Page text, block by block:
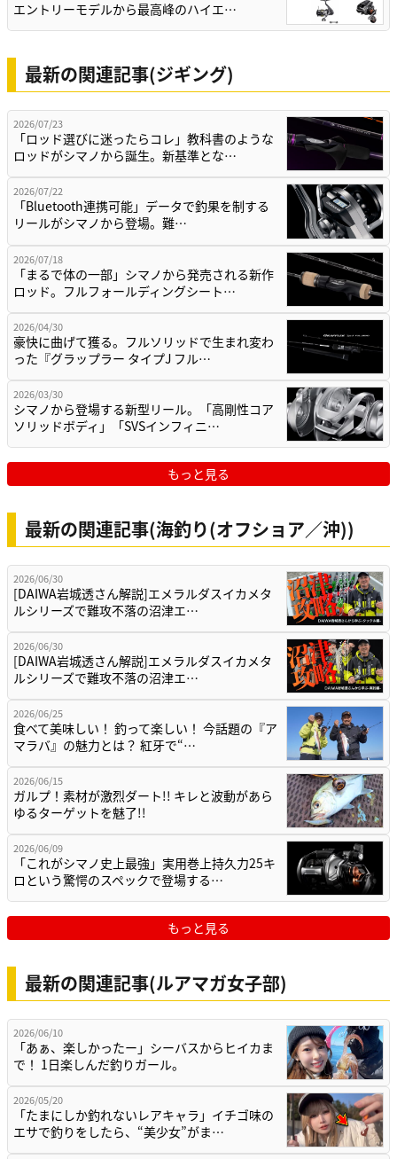
エントリーモデルから最高峰のハイエ…
最新の関連記事(ジギング)
2026/07/23
「ロッド選びに迷ったらコレ」教科書のような
ロッドがシマノから誕生。新基準とな…
2026/07/22
「Bluetooth連携可能」データで釣果を制する
リールがシマノから登場。難…
2026/07/18
「まるで体の一部」シマノから発売される新作
ロッド。フルフォールディングシート…
2026/04/30
豪快に曲げて獲る。フルソリッドで生まれ変わ
った『グラップラー タイプJ フル…
2026/03/30
シマノから登場する新型リール。「高剛性コア
ソリッドボディ」「SVSインフィニ…
もっと見る
最新の関連記事(海釣り(オフショア／沖))
2026/06/30
[DAIWA岩城透さん解説]エメラルダスイカメタ
ルシリーズで難攻不落の沼津エ…
2026/06/30
[DAIWA岩城透さん解説]エメラルダスイカメタ
ルシリーズで難攻不落の沼津エ…
2026/06/25
食べて美味しい！ 釣って楽しい！ 今話題の『ア
マラバ』の魅力とは？ 紅牙で“…
2026/06/15
ガルプ！素材が激烈ダート!! キレと波動があら
ゆるターゲットを魅了!!
2026/06/09
「これがシマノ史上最強」実用巻上持久力25キ
ロという驚愕のスペックで登場する…
もっと見る
最新の関連記事(ルアマガ女子部)
2026/06/10
「あぁ、楽しかったー」シーバスからヒイカま
で！ 1日楽しんだ釣りガール。
2026/05/20
「たまにしか釣れないレアキャラ」イチゴ味の
エサで釣りをしたら、“美少女”がま…